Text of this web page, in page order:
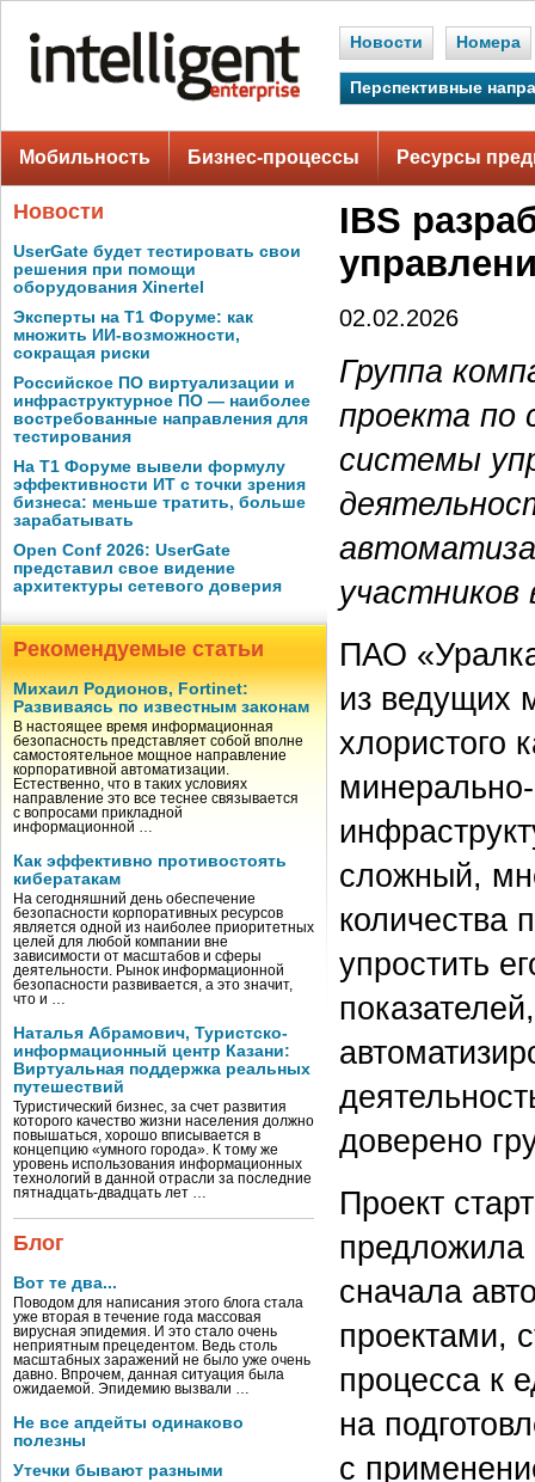
Новости Номера
Перспективные
Мобильность Бизнес-процессы Ресурсы
Новости
UserGate будет тестировать свои
решения при помощи
оборудования Xinertel
Эксперты на Т1 Форуме: как
множить ИИ-возможности,
сокращая риски
Российское ПО виртуализации и
инфраструктурное ПО — наиболее
востребованные направления для
тестирования
На Т1 Форуме вывели формулу
эффективности ИТ с точки зрения
бизнеса: меньше тратить, больше
зарабатывать
Open Conf 2026: UserGate
представил свое видение
архитектуры сетевого доверия
Рекомендуемые статьи
Михаил Родионов, Fortinet:
Развиваясь по известным законам
В настоящее время информационная
безопасность представляет собой вполне
самостоятельное мощное направление
корпоративной автоматизации.
Естественно, что в таких условиях
направление это все теснее связывается
с вопросами прикладной
информационной …
Как эффективно противостоять
кибератакам
На сегодняшний день обеспечение
безопасности корпоративных ресурсов
является одной из наиболее приоритетных
целей для любой компании вне
зависимости от масштабов и сферы
деятельности. Рынок информационной
безопасности развивается, а это значит,
что и …
Наталья Абрамович, Туристско-
информационный центр Казани:
Виртуальная поддержка реальных
путешествий
Туристический бизнес, за счет развития
которого качество жизни населения должно
повышаться, хорошо вписывается в
концепцию «умного города». К тому же
уровень использования информационных
технологий в данной отрасли за последние
пятнадцать-двадцать лет …
Блог
Вот те два...
Поводом для написания этого блога стала
уже вторая в течение года массовая
вирусная эпидемия. И это стало очень
неприятным прецедентом. Ведь столь
масштабных заражений не было уже очень
давно. Впрочем, данная ситуация была
ожидаемой. Эпидемию вызвали …
Не все апдейты одинаково
полезны
Утечки бывают разными
IBS
02.02.2026
Группа
проекта по
системы
ПАО
из ведущих
хлористого
сложный,
количества
упростить
доверено
Проект
предложила
сначала
проектами,
процесса к
на
с